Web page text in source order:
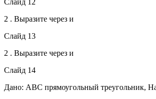
2 . Выразите через и
Слайд 13
2 . Выразите через и
Слайд 14
Дано: АВС прямоугольный треугольник,